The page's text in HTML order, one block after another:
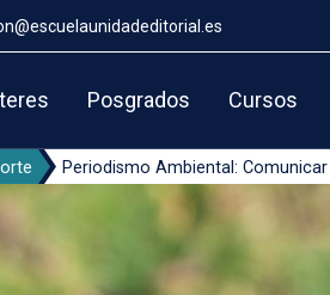
Posgrados Cursos
Periodismo Ambiental: